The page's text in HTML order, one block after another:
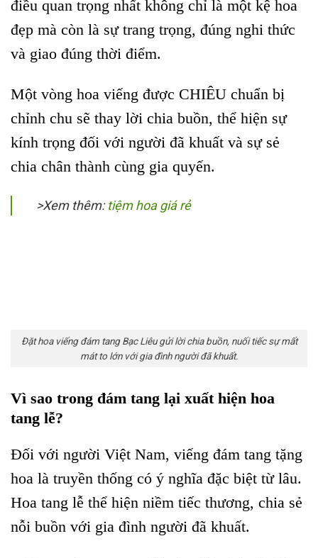
điều quan trọng nhất không chỉ là một kệ hoa
đẹp mà còn là sự trang trọng, đúng nghi thức
và giao đúng thời điểm.
Một vòng hoa viếng được CHIÊU chuẩn bị
chỉnh chu sẽ thay lời chia buồn, thể hiện sự
kính trọng đối với người đã khuất và sự sẻ
chia chân thành cùng gia quyến.
>Xem thêm:tiệm hoa giá rẻ
Đặt hoa viếng đám tang Bạc Liêu gửi lời chia buồn, nuối tiếc sự mất
mát to lớn với gia đình người đã khuất.
Vì sao trong đám tang lại xuất hiện hoa
tang lễ?
Đối với người Việt Nam, viếng đám tang tặng
hoa là truyền thống có ý nghĩa đặc biệt từ lâu.
Hoa tang lễ thể hiện niềm tiếc thương, chia sẻ
nỗi buồn với gia đình người đã khuất.